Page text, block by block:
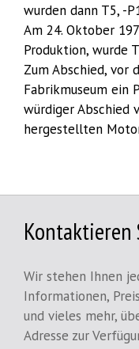
wurden dann T5, -
Am 24. Oktober
Produktion, wurde
Zum Abschied, vor
Fabrikmuseum ein
würdiger Abschied
hergestellten
Kontaktieren
Wir stehen Ihnen
Informationen,
und vieles mehr,
Adresse zur